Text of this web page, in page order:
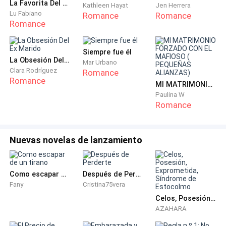
observando como deja una rosa sobre el sepulcro.
castaño mira hacia todos lados buscando ver si
alguien la estaba esperando, pero estaba
completamente sola en aquella tumba. La sigue con
la mirada y percibe como le cuesta alejarse de aquel
la vista a la joven, ella sigue el camino a la salida del
—¡Señor Ferretti! ¡Señor Ferretti! —la voz de su mano
derecha lo saca de su estupefacción, el castaño
reacciona y mira por encima de su hombro al chico a
su lado —. Ha terminado, debo recordarle que tiene
La Favorita Del CEO (Si me dices que no...)
Lu Fabiano
Romance
Kathleen Hayat
Romance
Jen Herrera
Romance
La Obsesión Del Ex Marido
Clara Rodríguez
Romance
Siempre fue él
Mar Urbano
Romance
MI MATRIMONIO FORZADO CON EL MAFIOSO ( PEQUEÑAS ALIANZAS)
Paulina W
Romance
Nuevas novelas de lanzamiento
Como escapar de un tirano
Fany
Después de Perderte
Cristina75vera
Celos, Posesión, Exprometida, Síndrome de Estocolmo
AZAHARA